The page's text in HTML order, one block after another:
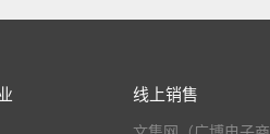
线上销售